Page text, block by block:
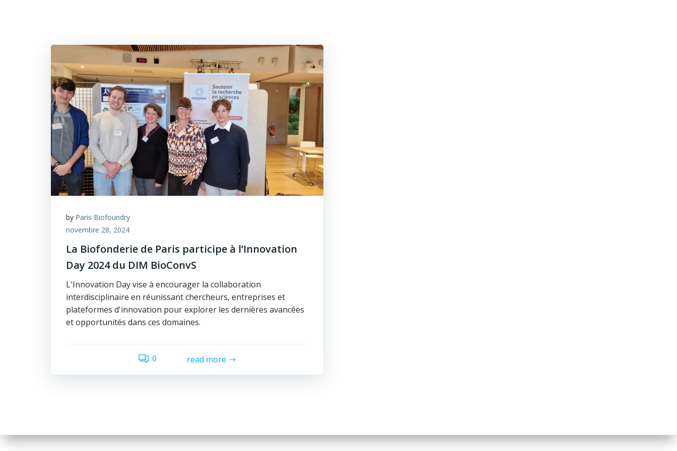
by Paris Biofoundry
novembre 28, 2024
La Biofonderie de Paris participe à l’Innovation
Day 2024 du DIM BioConvS
L'Innovation Day vise à encourager la collaboration
interdisciplinaire en réunissant chercheurs, entreprises et
plateformes d'innovation pour explorer les dernières avancées
et opportunités dans ces domaines.
0 read more